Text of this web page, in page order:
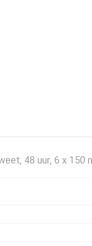
48 uur, 6 x 150